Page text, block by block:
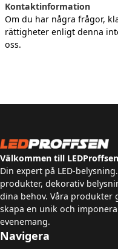
Kontaktinformation
Om du har några frågor,
rättigheter enligt denna
oss.
Välkommen till LEDProffsen
Din expert på LED-
produkter, dekorativ
dina behov. Våra
skapa en unik och
evenemang.
Navigera